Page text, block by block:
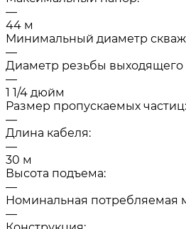
—
44 м
Минимальный диаметр
—
Диаметр резьбы выходящего
—
1 1/4 дюйм
Размер пропускаемых частиц:
—
Длина кабеля:
—
30 м
Высота подъема:
—
Номинальная потребляемая
—